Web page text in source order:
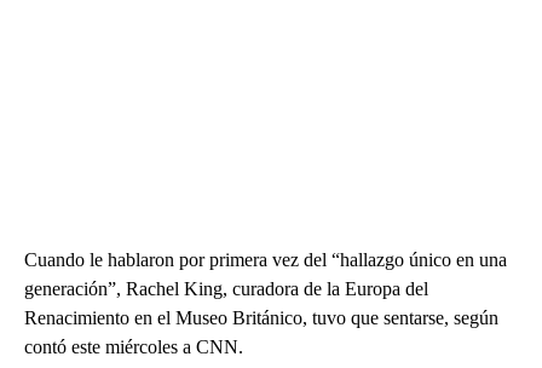
Cuando le hablaron por primera vez del “hallazgo único en una
generación”, Rachel King, curadora de la Europa del
Renacimiento en el Museo Británico, tuvo que sentarse, según
contó este miércoles a CNN.